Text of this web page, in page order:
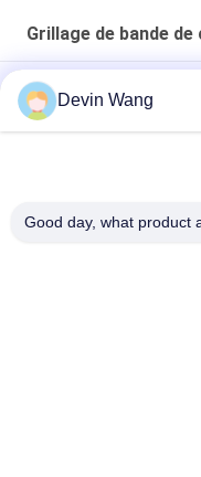
Grillage de bande de
Ceinture de convoyeur
de convoyeur à treillis en
Bande transporteuse
bandes transporteuses
Devin Wang
Good day, what product